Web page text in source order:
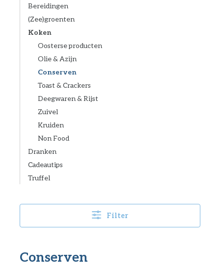
Bereidingen
(Zee)groenten
Koken
Oosterse producten
Olie & Azijn
Conserven
Toast & Crackers
Deegwaren & Rijst
Zuivel
Kruiden
Non Food
Dranken
Cadeautips
Truffel
Filter
Conserven